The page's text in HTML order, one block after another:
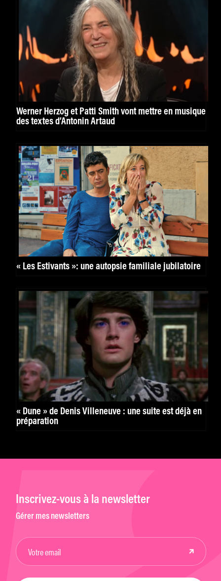
Werner Herzog et Patti Smith vont mettre en musique
des textes d’Antonin Artaud
« Les Estivants »: une autopsie familiale jubilatoire
« Dune » de Denis Villeneuve : une suite est déjà en
préparation
Inscrivez-vous à la newsletter
Gérer mes newsletters